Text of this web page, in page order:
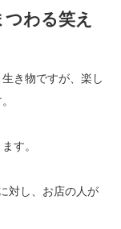
わる笑え
き物ですが、楽し
す。
対し、お店の人が